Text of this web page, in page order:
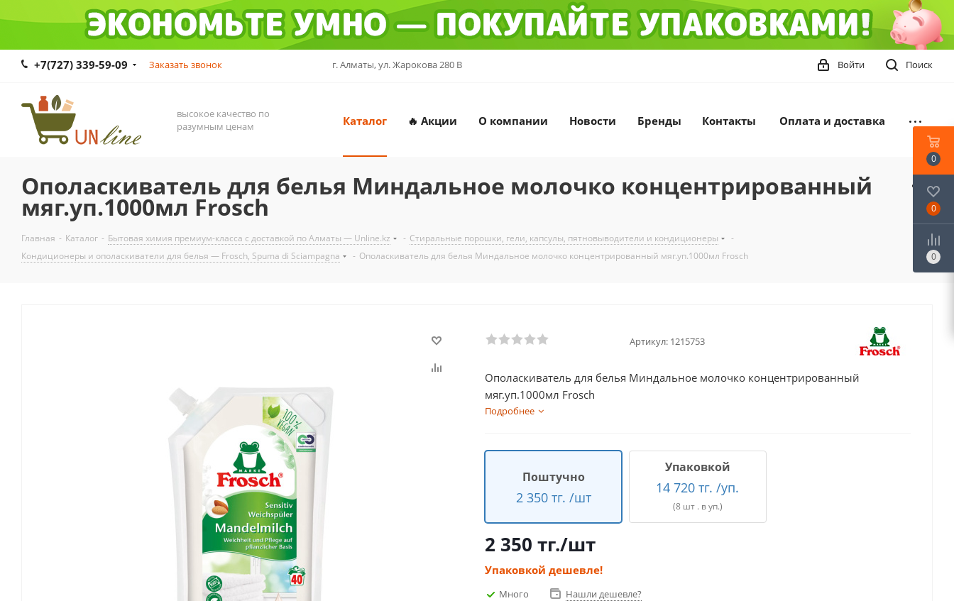
+7(727) 339-59-09 Заказать звонок г. Алматы, ул. Жарокова 280 В Поиск
Войти
высокое качество по
разумным ценам
Каталог 🔥 Акции О компании Новости Бренды Контакты Оплата и доставка
Ополаскиватель для белья Миндальное молочко концентрированный
мяг.уп.1000мл Frosch
Главная - Каталог - Бытовая химия премиум-класса с доставкой по Алматы — Unline.kz - Стиральные порошки, гели, капсулы, пятновыводители и кондиционеры
-
Кондиционеры и ополаскиватели для белья — Frosch, Spuma di Sciampagna
- Ополаскиватель для белья Миндальное молочко концентрированный мяг.уп.1000мл Frosch
Артикул: 1215753
Ополаскиватель для белья Миндальное молочко концентрированный
мяг.уп.1000мл Frosch
Подробнее
Поштучно
2 350 тг. /шт
Упаковкой
14 720 тг. /уп.
(8 шт . в уп.)
2 350 тг./шт
Упаковкой дешевле!
Много Нашли дешевле?
0
0
0